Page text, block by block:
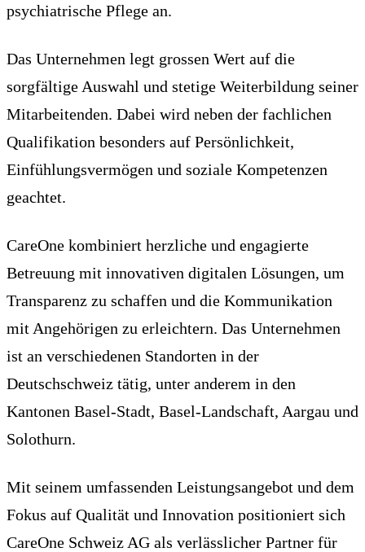
psychiatrische Pflege an.
Das Unternehmen legt grossen Wert auf die
sorgfältige Auswahl und stetige Weiterbildung seiner
Mitarbeitenden. Dabei wird neben der fachlichen
Qualifikation besonders auf Persönlichkeit,
Einfühlungsvermögen und soziale Kompetenzen
geachtet.
CareOne kombiniert herzliche und engagierte
Betreuung mit innovativen digitalen Lösungen, um
Transparenz zu schaffen und die Kommunikation
mit Angehörigen zu erleichtern. Das Unternehmen
ist an verschiedenen Standorten in der
Deutschschweiz tätig, unter anderem in den
Kantonen Basel-Stadt, Basel-Landschaft, Aargau und
Solothurn.
Mit seinem umfassenden Leistungsangebot und dem
Fokus auf Qualität und Innovation positioniert sich
CareOne Schweiz AG als verlässlicher Partner für